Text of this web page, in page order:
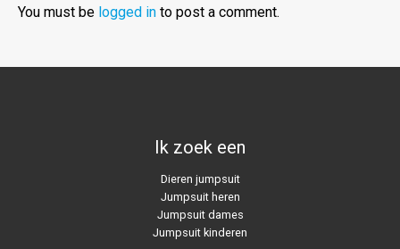
You must be logged in to post a comment.
Ik zoek een
Dieren jumpsuit
Jumpsuit heren
Jumpsuit dames
Jumpsuit kinderen